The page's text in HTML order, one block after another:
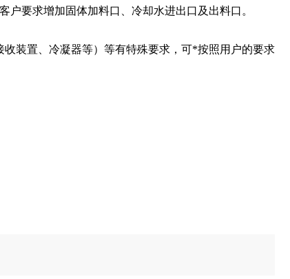
要求增加固体加料口、冷却水进出口及出料口。
装置、冷凝器等）等有特殊要求，可*按照用户的要求